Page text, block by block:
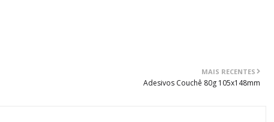
MAIS RECENTES
Adesivos Couchê 80g 105x148mm